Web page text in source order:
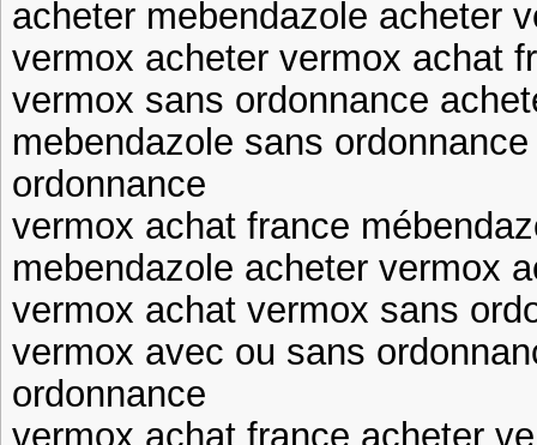
acheter mebendazole acheter
vermox acheter vermox achat
vermox sans ordonnance
mebendazole sans
ordonnance
vermox achat france
mebendazole acheter vermox
vermox achat vermox sans
vermox avec ou sans
ordonnance
vermox achat france acheter